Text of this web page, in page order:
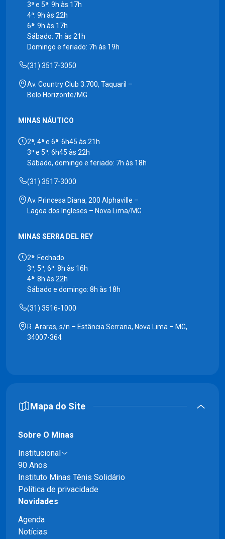
3ª e 5ª: 9h às 17h
4ª: 9h às 22h
6ª: 9h às 17h
Sábado: 7h às 21h
Domingo e feriado: 7h às 19h
(31) 3517-3050
Av. Country Club 3.700, Taquaril –
Belo Horizonte/MG
MINAS NÁUTICO
2ª, 4ª e 6ª: 6h45 às 21h
3ª e 5ª: 6h45 às 22h
Sábado, domingo e feriado: 7h às 18h
(31) 3517-3000
Av. Princesa Diana, 200 Alphaville –
Lagoa dos Ingleses – Nova Lima/MG
MINAS SERRA DEL REY
2ª: Fechado
3ª, 5ª, 6ª: 8h às 16h
4ª: 8h às 22h
Sábado e domingo: 8h às 18h
(31) 3516-1000
R. Araras, s/n – Estância Serrana, Nova Lima – MG,
34007-364
Mapa do Site
Sobre O Minas
Institucional
90 Anos
Instituto Minas Tênis Solidário
Política de privacidade
Novidades
Agenda
Notícias